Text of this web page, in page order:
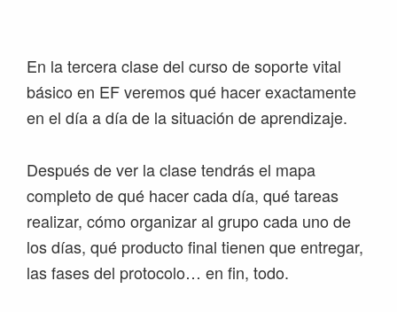
navegación
principal
contenido
principal
barra
lateral
página
En la tercera clase del curso de soporte vital
básico en EF veremos qué hacer exactamente
en el día a día de la situación de aprendizaje.
Después de ver la clase tendrás el mapa
completo de qué hacer cada día, qué tareas
realizar, cómo organizar al grupo cada uno de
los días, qué producto final tienen que entregar,
las fases del protocolo… en fin, todo.